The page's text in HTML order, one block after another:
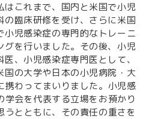
はこれまで、国内と米国で小児
の臨床研修を受け、さらに米国
小児感染症の専門的なトレーニ
グを行いました。その後、小児
医、小児感染症専門医として、
国の大学や日本の小児病院・大
携わってまいりました。小児感
学会を代表する立場をお預かり
とともに、その責任の重さを